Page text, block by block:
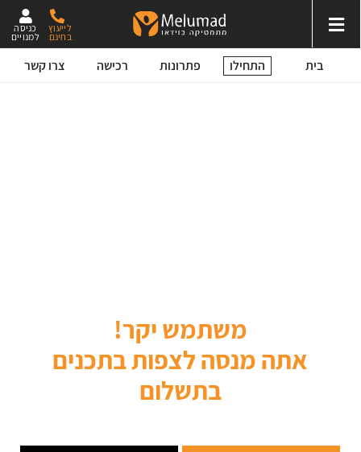
כניסה
למנויים
לייעוץ
בחינם
בית התחילו פתרונות רכישה צרו קשר
משתמש יקר!
אתה מנסה לצפות בתכנים
בתשלום